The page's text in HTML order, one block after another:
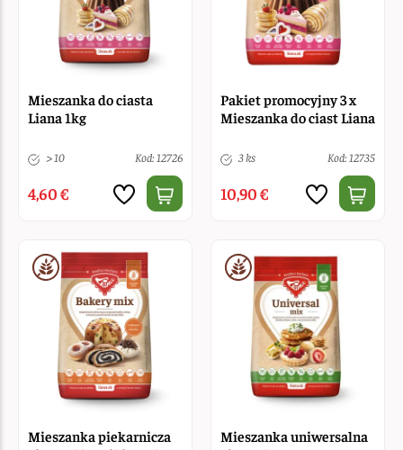
Mieszanka do ciasta
Liana 1kg
> 10 Kod: 12726
4,60 €
Pakiet promocyjny 3 x
Mieszanka do ciast Liana
3 ks Kod: 12735
10,90 €
Mieszanka piekarnicza
Mieszanka uniwersalna